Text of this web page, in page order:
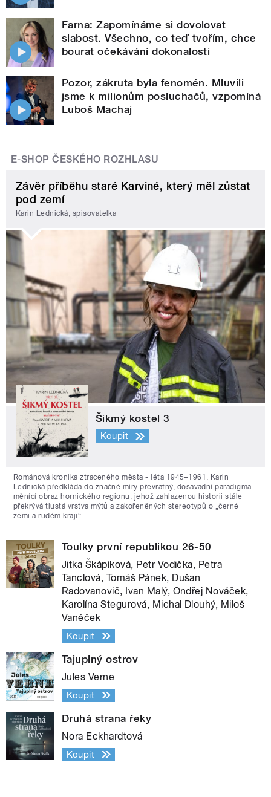
Farna: Zapomínáme si dovolovat
slabost. Všechno, co teď tvořím, chce
bourat očekávání dokonalosti
Pozor, zákruta byla fenomén. Mluvili
jsme k milionům posluchačů, vzpomíná
Luboš Machaj
E-SHOP ČESKÉHO ROZHLASU
Závěr příběhu staré Karviné, který měl zůstat
pod zemí
Karin Lednická, spisovatelka
Šikmý kostel 3
Koupit
Románová kronika ztraceného města - léta 1945–1961. Karin
Lednická předkládá do značné míry převratný, dosavadní paradigma
měnící obraz hornického regionu, jehož zahlazenou historii stále
překrývá tlustá vrstva mýtů a zakořeněných stereotypů o „černé
zemi a rudém kraji“.
Toulky první republikou 26-50
Jitka Škápíková, Petr Vodička, Petra
Tanclová, Tomáš Pánek, Dušan
Radovanovič, Ivan Malý, Ondřej Nováček,
Karolína Stegurová, Michal Dlouhý, Miloš
Vaněček
Koupit
Tajuplný ostrov
Jules Verne
Koupit
Druhá strana řeky
Nora Eckhardtová
Koupit